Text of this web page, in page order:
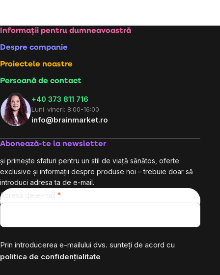
Subsol
Informații pentru dumneavoastră
Despre companie
Proiectele noastre
Persoană de contact
+40 373 811 716
Luni-vineri: 8:00-16:00
info@brainmarket.ro
Abonează-te la newsletter
și primește sfaturi pentru un stil de viață sănătos, oferte
exclusive și informații despre produse noi – trebuie doar să
introduci adresa ta de e-mail.
Adresă de e-mail
Prin introducerea e-mailului dvs. sunteți de acord cu
politica de confidențialitate